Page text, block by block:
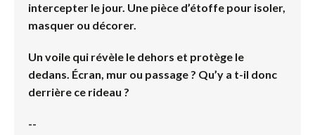
intercepter le jour. Une pièce d’étoffe pour isoler,
masquer ou décorer.
Un voile qui révèle le dehors et protège le
dedans. Écran, mur ou passage ? Qu’y a t-il donc
derrière ce rideau ?
--